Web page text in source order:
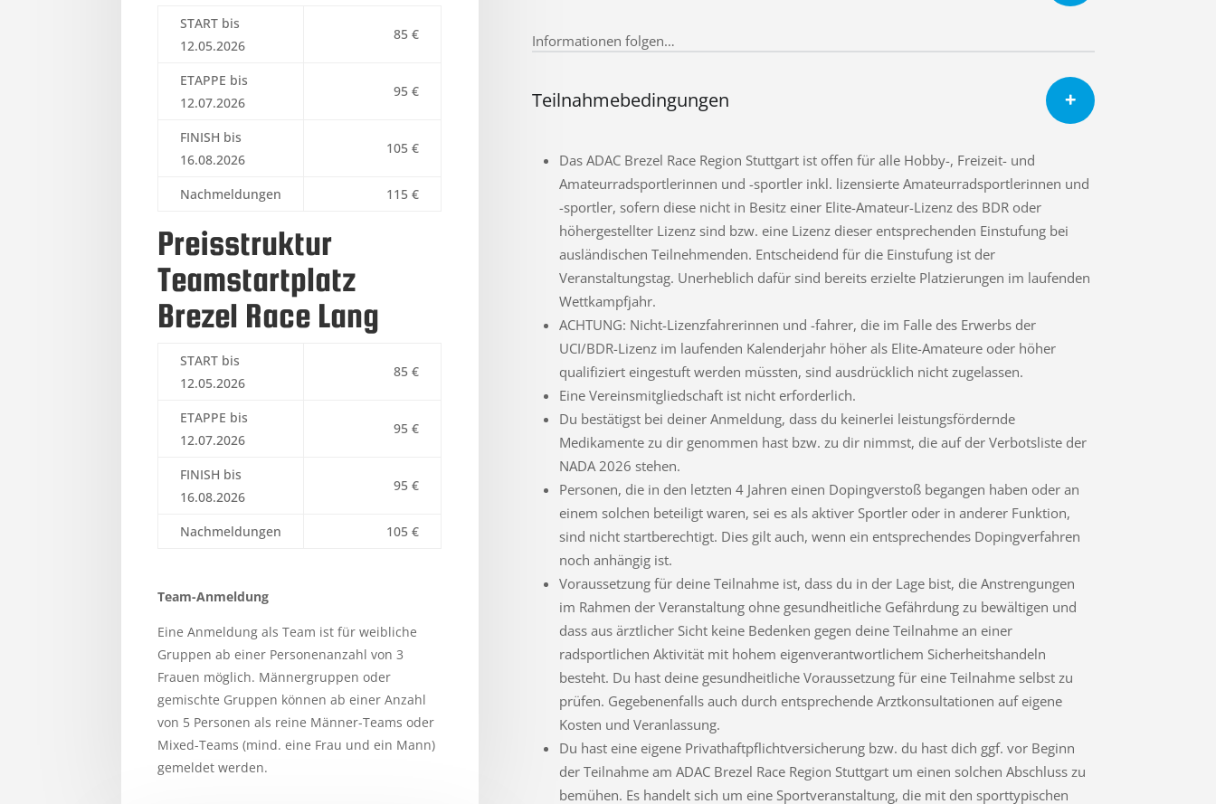
START bis
12.05.2026
85 €
ETAPPE bis
12.07.2026
95 €
FINISH bis
16.08.2026
105 €
Nachmeldungen 115 €
Preisstruktur
Teamstartplatz
Brezel Race Lang
START bis
12.05.2026
85 €
ETAPPE bis
12.07.2026
95 €
FINISH bis
16.08.2026
95 €
Nachmeldungen 105 €
Team-Anmeldung
Eine Anmeldung als Team ist für weibliche
Gruppen ab einer Personenanzahl von 3
Frauen möglich. Männergruppen oder
gemischte Gruppen können ab einer Anzahl
von 5 Personen als reine Männer-Teams oder
Mixed-Teams (mind. eine Frau und ein Mann)
gemeldet werden.
Informationen folgen…
Teilnahmebedingungen
Das ADAC Brezel Race Region Stuttgart ist offen für alle Hobby-, Freizeit- und
Amateurradsportlerinnen und -sportler inkl. lizensierte Amateurradsportlerinnen und
-sportler, sofern diese nicht in Besitz einer Elite-Amateur-Lizenz des BDR oder
höhergestellter Lizenz sind bzw. eine Lizenz dieser entsprechenden Einstufung bei
ausländischen Teilnehmenden. Entscheidend für die Einstufung ist der
Veranstaltungstag. Unerheblich dafür sind bereits erzielte Platzierungen im laufenden
Wettkampfjahr.
ACHTUNG: Nicht-Lizenzfahrerinnen und -fahrer, die im Falle des Erwerbs der
UCI/BDR-Lizenz im laufenden Kalenderjahr höher als Elite-Amateure oder höher
qualifiziert eingestuft werden müssten, sind ausdrücklich nicht zugelassen.
Eine Vereinsmitgliedschaft ist nicht erforderlich.
Du bestätigst bei deiner Anmeldung, dass du keinerlei leistungsfördernde
Medikamente zu dir genommen hast bzw. zu dir nimmst, die auf der Verbotsliste der
NADA 2026 stehen.
Personen, die in den letzten 4 Jahren einen Dopingverstoß begangen haben oder an
einem solchen beteiligt waren, sei es als aktiver Sportler oder in anderer Funktion,
sind nicht startberechtigt. Dies gilt auch, wenn ein entsprechendes Dopingverfahren
noch anhängig ist.
Voraussetzung für deine Teilnahme ist, dass du in der Lage bist, die Anstrengungen
im Rahmen der Veranstaltung ohne gesundheitliche Gefährdung zu bewältigen und
dass aus ärztlicher Sicht keine Bedenken gegen deine Teilnahme an einer
radsportlichen Aktivität mit hohem eigenverantwortlichem Sicherheitshandeln
besteht. Du hast deine gesundheitliche Voraussetzung für eine Teilnahme selbst zu
prüfen. Gegebenenfalls auch durch entsprechende Arztkonsultationen auf eigene
Kosten und Veranlassung.
Du hast eine eigene Privathaftpflichtversicherung bzw. du hast dich ggf. vor Beginn
der Teilnahme am ADAC Brezel Race Region Stuttgart um einen solchen Abschluss zu
bemühen. Es handelt sich um eine Sportveranstaltung, die mit den sporttypischen